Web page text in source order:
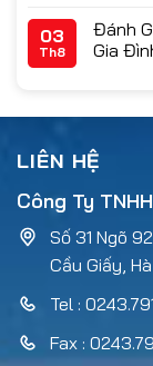
03
Th8
Đánh
Gia
LIÊN HỆ
Công Ty
Số 31 Ngõ
Cầu Giấy,
Tel :
Fax :